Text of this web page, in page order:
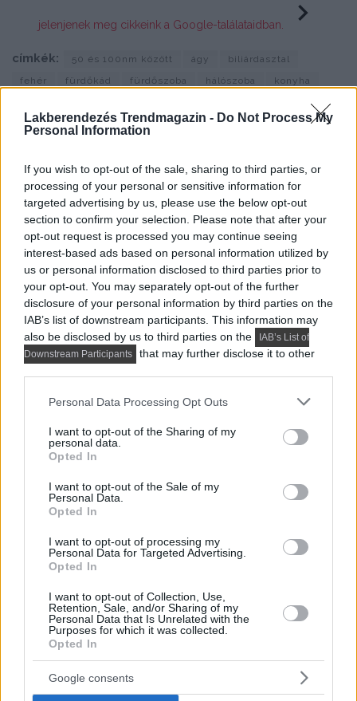
Lakberendezés Trendmagazin - Do Not Process My
Personal Information
If you wish to opt-out of the sale, sharing to third parties, or
processing of your personal or sensitive information for
targeted advertising by us, please use the below opt-out
section to confirm your selection. Please note that after your
opt-out request is processed you may continue seeing
interest-based ads based on personal information utilized by
us or personal information disclosed to third parties prior to
your opt-out. You may separately opt-out of the further
disclosure of your personal information by third parties on the
IAB’s list of downstream participants. This information may
also be disclosed by us to third parties on the
IAB’s List of
Downstream Participants
that may further disclose it to other
Please note that this website/app uses one or more Google
not limited to your visit or usage behaviour. You may click to
grant or deny consent to Google and its third-party tags to
use your data for below specified purposes in below Google
consent section.
Personal Data Processing Opt Outs
I want to opt-out of the Sharing of my
personal data.
Opted In
I want to opt-out of the Sale of my
Personal Data.
Opted In
I want to opt-out of processing my
Personal Data for Targeted Advertising.
Opted In
I want to opt-out of Collection, Use,
Retention, Sale, and/or Sharing of my
Personal Data that Is Unrelated with the
Purposes for which it was collected.
Opted In
Google consents
jelenjenek meg cikkeink a Google-találataidban.
címkék: 50 és 100nm között ágy
biliárdasztal
fehér
fürdőkád fürdőszoba hálószoba
konyha
nagy lakások
nappali
nyitott tér tégla téglafal
Lakberendezés trendMagazin